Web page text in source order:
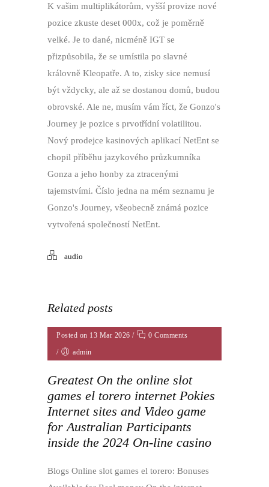
K vašim multiplikátorům, vyšší provize nové
pozice zkuste deset 000x, což je poměrně
velké. Je to dané, nicméně IGT se
přizpůsobila, že se umístila po slavné
královně Kleopatře. A to, zisky sice nemusí
být vždycky, ale až se dostanou domů, budou
obrovské. Ale ne, musím vám říct, že Gonzo's
Journey je pozice s prvotřídní volatilitou.
Nový prodejce kasinových aplikací NetEnt se
chopil příběhu jazykového průzkumníka
Gonza a jeho honby za ztracenými
tajemstvími. Číslo jedna na mém seznamu je
Gonzo's Journey, všeobecně známá pozice
vytvořená společností NetEnt.
audio
Related posts
Posted on 13 Mar 2026 /
0 Comments
/
admin
Greatest On the online slot
games el torero internet Pokies
Internet sites and Video game
for Australian Participants
inside the 2024 On-line casino
Blogs Online slot games el torero: Bonuses